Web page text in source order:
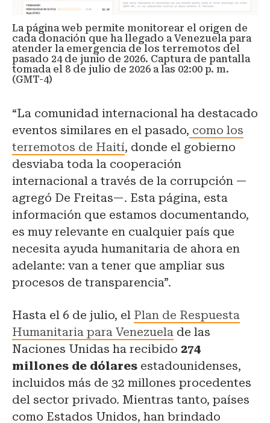
La página web permite monitorear el origen de
cada donación que ha llegado a Venezuela para
atender la emergencia de los terremotos del
pasado 24 de junio de 2026. Captura de pantalla
tomada el 8 de julio de 2026 a las 02:00 p. m.
(GMT-4)
“La comunidad internacional ha destacado
eventos similares en el pasado, como los
terremotos de Haití, donde el gobierno
desviaba toda la cooperación
internacional a través de la corrupción —
agregó De Freitas—. Esta página, esta
información que estamos documentando,
es muy relevante en cualquier país que
necesita ayuda humanitaria de ahora en
adelante: van a tener que ampliar sus
procesos de transparencia”.
Hasta el 6 de julio, el Plan de Respuesta
Humanitaria para Venezuela de las
Naciones Unidas ha recibido 274
millones de dólares estadounidenses,
incluidos más de 32 millones procedentes
del sector privado. Mientras tanto, países
como Estados Unidos, han brindado